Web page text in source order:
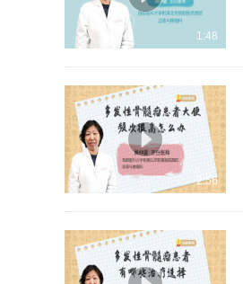
1:48
2:56